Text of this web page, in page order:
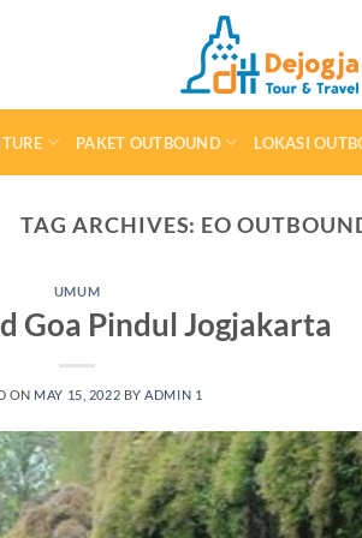
PAKET OUTBOUND LOKASI
TAG ARCHIVES: EO
UMUM
Goa Pindul Jogjakarta
ON MAY 15, 2022 BYADMIN 1